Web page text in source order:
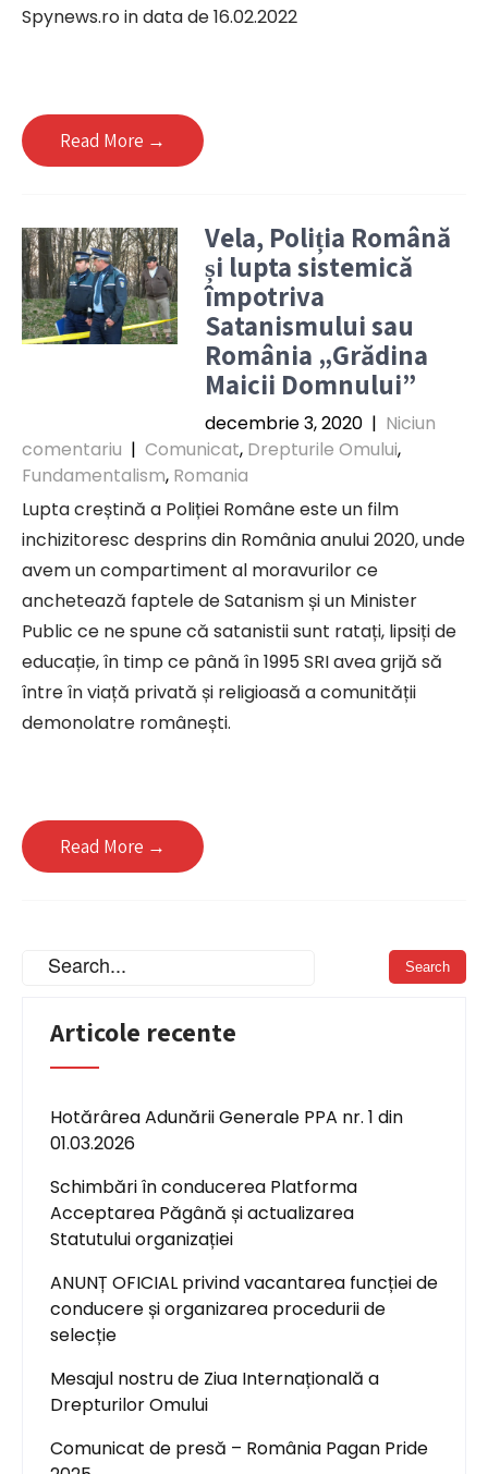
Spynews.ro in data de 16.02.2022
Read More →
Vela, Poliția Română
și lupta sistemică
împotriva
Satanismului sau
România „Grădina
Maicii Domnului”
decembrie 3, 2020 | Niciun
comentariu | Comunicat, Drepturile Omului,
Fundamentalism, Romania
Lupta creștină a Poliției Române este un film
inchizitoresc desprins din România anului 2020, unde
avem un compartiment al moravurilor ce
anchetează faptele de Satanism și un Minister
Public ce ne spune că satanistii sunt ratați, lipsiți de
educație, în timp ce până în 1995 SRI avea grijă să
între în viață privată și religioasă a comunității
demonolatre românești.
Read More →
Articole recente
Hotărârea Adunării Generale PPA nr. 1 din
01.03.2026
Schimbări în conducerea Platforma
Acceptarea Păgână și actualizarea
Statutului organizației
ANUNȚ OFICIAL privind vacantarea funcției de
conducere și organizarea procedurii de
selecție
Mesajul nostru de Ziua Internațională a
Drepturilor Omului
Comunicat de presă – România Pagan Pride